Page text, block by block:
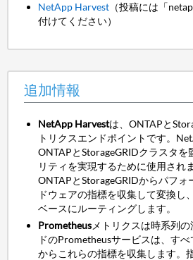
NetApp Harvest （投稿には「
付けてください）
追加情報
NetApp Harvestは、ONTAPと
トリクスエンドポイントです。
ONTAPとStorageGRIDクラスタ
リティを実現するために使用され
ONTAPとStorageGRIDからパフォ
ドウェアの指標を収集して変換し
ベースにルーティングします。
Prometheus メトリクスは時系列
ドのPrometheusサービスは、す
からこれらの指標を収集します。